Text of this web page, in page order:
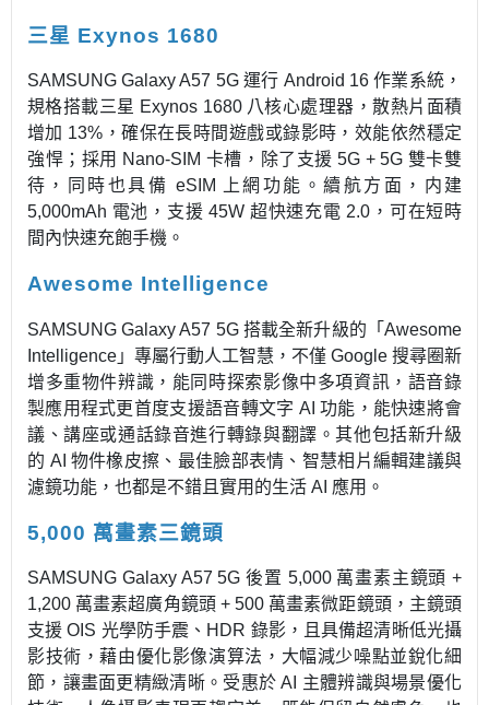
三星 Exynos 1680
SAMSUNG Galaxy A57 5G 運行 Android 16 作業系統，
規格搭載三星 Exynos 1680 八核心處理器，散熱片面積
增加 13%，確保在長時間遊戲或錄影時，效能依然穩定
強悍；採用 Nano-SIM 卡槽，除了支援 5G + 5G 雙卡雙
待，同時也具備 eSIM 上網功能。續航方面，内建
5,000mAh 電池，支援 45W 超快速充電 2.0，可在短時
間內快速充飽手機。
Awesome Intelligence
SAMSUNG Galaxy A57 5G 搭載全新升級的「Awesome
Intelligence」專屬行動人工智慧，不僅 Google 搜尋圈新
增多重物件辨識，能同時探索影像中多項資訊，語音錄
製應用程式更首度支援語音轉文字 AI 功能，能快速將會
議、講座或通話錄音進行轉錄與翻譯。其他包括新升級
的 AI 物件橡皮擦、最佳臉部表情、智慧相片編輯建議與
濾鏡功能，也都是不錯且實用的生活 AI 應用。
5,000 萬畫素三鏡頭
SAMSUNG Galaxy A57 5G 後置 5,000 萬畫素主鏡頭 +
1,200 萬畫素超廣角鏡頭 + 500 萬畫素微距鏡頭，主鏡頭
支援 OIS 光學防手震、HDR 錄影，且具備超清晰低光攝
影技術，藉由優化影像演算法，大幅減少噪點並銳化細
節，讓畫面更精緻清晰。受惠於 AI 主體辨識與場景優化